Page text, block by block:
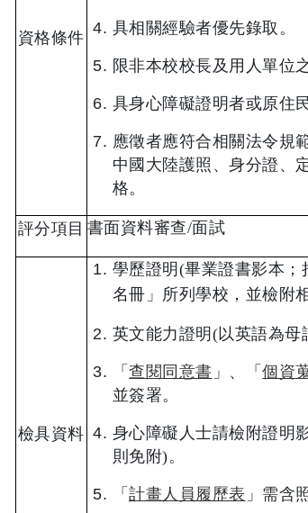
資格條件
具相關經驗者優先錄取。
限非本校校長及用人單位
具身心障礙證明者或原住
應徵者應符合相關法令規
中國大陸護照、身分證、
格。
評分項目 書面資料審查/面試
檢具資料
學歷證明 (畢業證書影本；
名冊」所列學校，並檢附
英文能力證明 (以英語為母
「查閱同意書 」、「個資
並簽署。
身心障礙人士請檢附證明
則免附)。
「計畫人員履歷表 」需含